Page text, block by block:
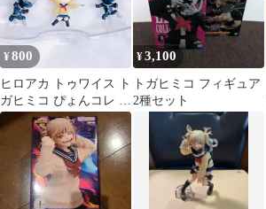
¥800
ヒロアカ トゥワイス ト
ガヒミコ ぴょんコレ フ
ィギュア 僕のヒーロー
アカデミア
¥3,100
トガヒミコ フィギュア
2種セット